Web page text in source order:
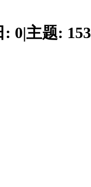
: 0|主题: 153